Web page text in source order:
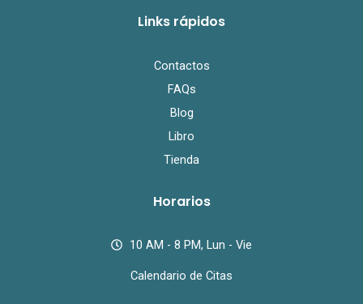
Links rápidos
Contactos
FAQs
Blog
Libro
Tienda
Horarios
10 AM - 8 PM, Lun - Vie
Calendario de Citas